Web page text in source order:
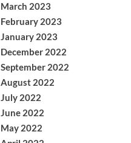
March 2023
February 2023
January 2023
December 2022
September 2022
August 2022
July 2022
June 2022
May 2022